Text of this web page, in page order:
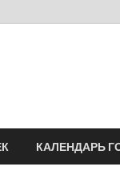
КАЛЕНДАРЬ